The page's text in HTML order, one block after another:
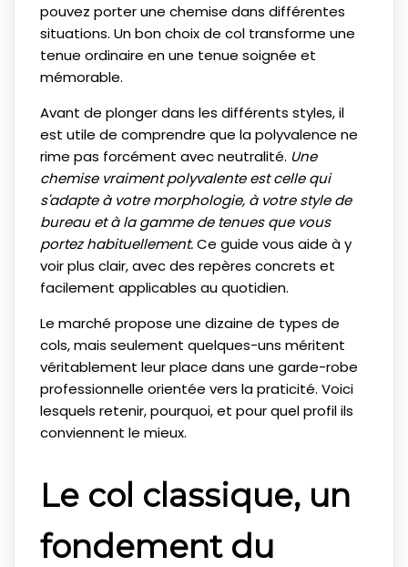
pouvez porter une chemise dans différentes
situations. Un bon choix de col transforme une
tenue ordinaire en une tenue soignée et
mémorable.
Avant de plonger dans les différents styles, il
est utile de comprendre que la polyvalence ne
rime pas forcément avec neutralité. Une
chemise vraiment polyvalente est celle qui
s'adapte à votre morphologie, à votre style de
bureau et à la gamme de tenues que vous
portez habituellement.Ce guide vous aide à y
voir plus clair, avec des repères concrets et
facilement applicables au quotidien.
Le marché propose une dizaine de types de
cols, mais seulement quelques-uns méritent
véritablement leur place dans une garde-robe
professionnelle orientée vers la praticité. Voici
lesquels retenir, pourquoi, et pour quel profil ils
conviennent le mieux.
Le col classique, un
fondement du